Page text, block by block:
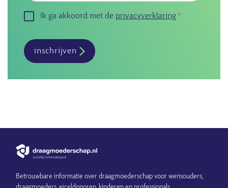
Ik ga akkoord met de privacyverklaring
inschrijven
Betrouwbare informatie over draagmoederschap voor wensouders,